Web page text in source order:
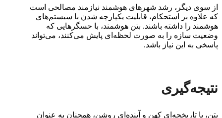
از سوی دیگر، رشد شهرهای هوشمند نیازمند مصالحی است
که علاوه بر استحکام، قابلیت یکپارچه شدن با سیستم‌های
هوشمند را داشته باشند. بتن هوشمند، با حسگرهایی که
وضعیت سازه را به صورت لحظه‌ای پایش می‌کنند، می‌تواند
پاسخی به این نیاز باشد.
نتیجه‌گیری
بتن، با تاریخچه‌ای کهن و آینده‌ای روشن، همچنان به عنوان